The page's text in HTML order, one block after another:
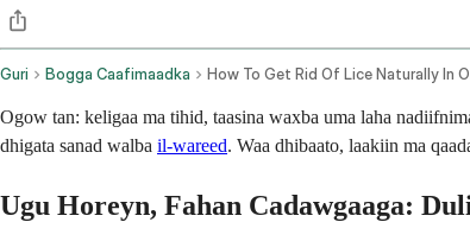
Guri Bogga Caafimaadka How To Get Rid Of Lice Naturally In
Ogow tan: keligaa ma tihid, taasina waxba uma laha
dhigata sanad walba il-wareed. Waa dhibaato, laakiin ma
Ugu Horeyn, Fahan Cadawgaaga: